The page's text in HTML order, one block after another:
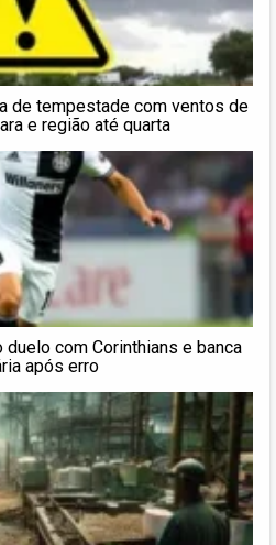
de tempestade com ventos de
e região até quarta
com Corinthians e banca
após erro